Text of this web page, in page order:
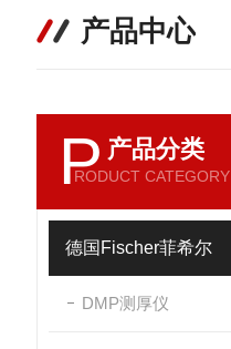
产品中心
P 产品分类
RODUCT CATEGORY
德国Fischer菲希尔
DMP测厚仪